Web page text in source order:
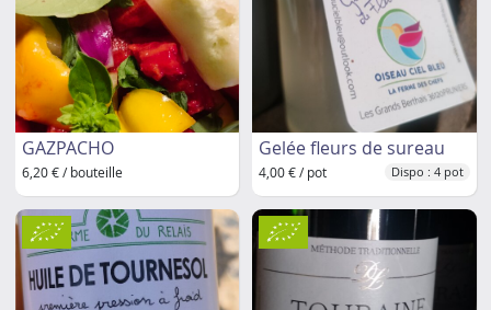
GAZPACHO
6,20 € / bouteille
Gelée fleurs de sureau
4,00 € / pot Dispo : 4 pot